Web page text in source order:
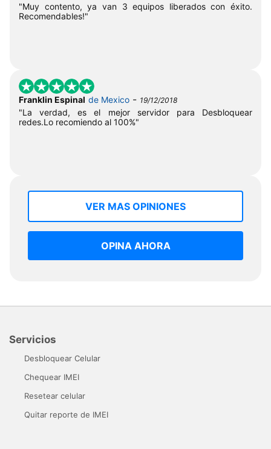
"Muy contento, ya van 3 equipos liberados con éxito.
Recomendables!"
Franklin Espinal de Mexico - 19/12/2018
"La verdad, es el mejor servidor para Desbloquear
redes.Lo recomiendo al 100%"
VER MAS OPINIONES
OPINA AHORA
Servicios
Desbloquear Celular
Chequear IMEI
Resetear celular
Quitar reporte de IMEI